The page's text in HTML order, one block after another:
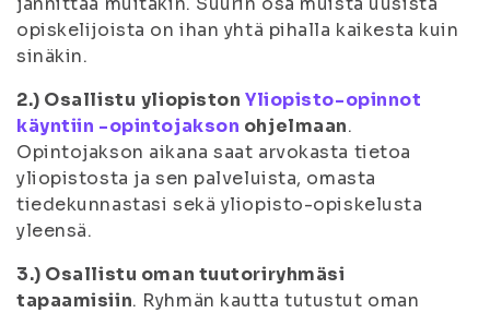
opiskelijoista on ihan yhtä pihalla kaikesta kuin
sinäkin.
2.) Osallistu yliopistonYliopisto-opinnot
käyntiin -opintojakson ohjelmaan.
Opintojakson aikana saat arvokasta tietoa
yliopistosta ja sen palveluista, omasta
tiedekunnastasi sekä yliopisto-opiskelusta
yleensä.
3.) Osallistu oman tuutoriryhmäsi
tapaamisiin. Ryhmän kautta tutustut oman